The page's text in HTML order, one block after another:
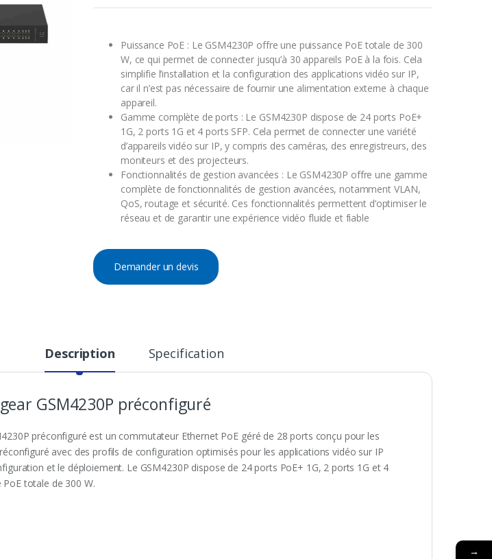
Puissance PoE : Le GSM4230P offre une puissance PoE totale de 300
W, ce qui permet de connecter jusqu’à 30 appareils PoE à la fois. Cela
simplifie l’installation et la configuration des applications vidéo sur IP,
car il n’est pas nécessaire de fournir une alimentation externe à chaque
appareil.
Gamme complète de ports : Le GSM4230P dispose de 24 ports PoE+
1G, 2 ports 1G et 4 ports SFP. Cela permet de connecter une variété
d’appareils vidéo sur IP, y compris des caméras, des enregistreurs, des
moniteurs et des projecteurs.
Fonctionnalités de gestion avancées : Le GSM4230P offre une gamme
complète de fonctionnalités de gestion avancées, notamment VLAN,
QoS, routage et sécurité. Ces fonctionnalités permettent d’optimiser le
réseau et de garantir une expérience vidéo fluide et fiable
Demander un devis
Description Specification
GSM4230P préconfiguré
préconfiguré est un commutateur Ethernet PoE géré de 28 ports conçu pour les
avec des profils de configuration optimisés pour les applications vidéo sur IP
et le déploiement. Le GSM4230P dispose de 24 ports PoE+ 1G, 2 ports 1G et 4
totale de 300 W.
→